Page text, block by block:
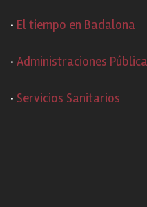
· El tiempo en Badalona
· Administraciones
· Servicios Sanitarios